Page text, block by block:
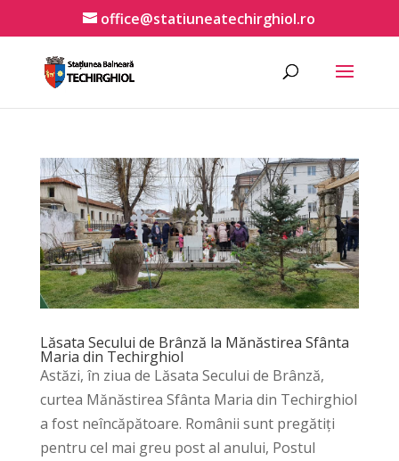
office@statiuneatechirghiol.ro
Lăsata Secului de Brânză la Mănăstirea Sfânta
Maria din Techirghiol
Astăzi, în ziua de Lăsata Secului de Brânză,
curtea Mănăstirea Sfânta Maria din Techirghiol
a fost neîncăpătoare. Românii sunt pregătiți
pentru cel mai greu post al anului, Postul